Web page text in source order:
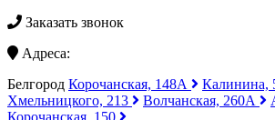
Заказать звонок
Адреса:
Белгород Корочанская, 148А Калинина,
Хмельницкого, 213
Волчанская, 260А
Корочанская, 150